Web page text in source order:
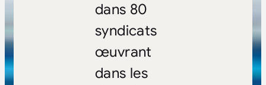
dans 80
syndicats
œuvrant
dans les